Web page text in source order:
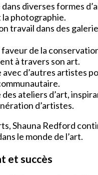
dans diverses formes
photographie.
travail dans des
faveur de la
à travers son art.
avec d’autres artistes
ateliers d’art,
d’artistes.
Shauna Redford
le monde de l’art.
et succès